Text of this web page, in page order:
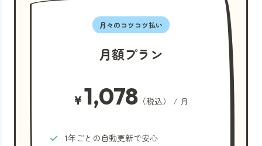
月々のコツコツ払い
月額プラン
¥1,078（税込） / 月
1年ごとの自動更新で安心